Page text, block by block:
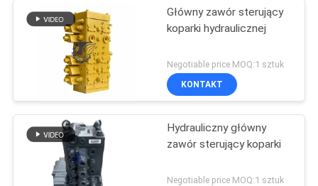
Główny zawór sterujący
koparki hydraulicznej
Negotiable price MOQ:1 sztuk
KONTAKT
Hydrauliczny główny
zawór sterujący koparki
Negotiable price MOQ:1 sztuk